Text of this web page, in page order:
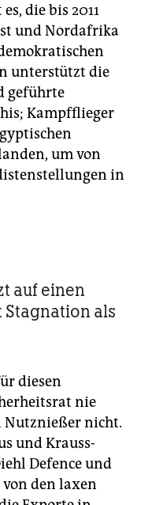
die bis 2011
und Nordafrika
unterstützt die
geführte
Kampfflieger
um von
in
auf einen
Stagnation als
diesen
nie
Nutznießer nicht.
und Krauss-
Defence und
von den laxen